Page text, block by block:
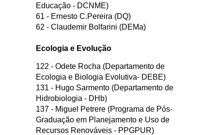
Educação - DCNME)
61 - Ernesto C.Pereira (DQ)
62 - Claudemir Bolfarini (DEMa)
Ecologia e Evolução
122 - Odete Rocha (Departamento de
Ecologia e Biologia Evolutiva- DEBE)
131 - Hugo Sarmento (Departamento de
Hidrobiologia - DHb)
137 - Miguel Petrere (Programa de Pós-
Graduação em Planejamento e Uso de
Recursos Renováveis - PPGPUR)